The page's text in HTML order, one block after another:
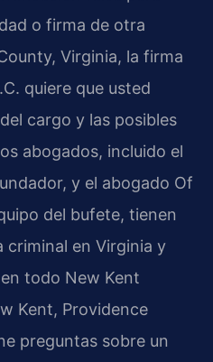
o firma de otra
Virginia, la firma
quiere que usted
cargo y las posibles
abogados, incluido el
y el abogado Of
del bufete, tienen
criminal en Virginia y
todo New Kent
Kent, Providence
preguntas sobre un